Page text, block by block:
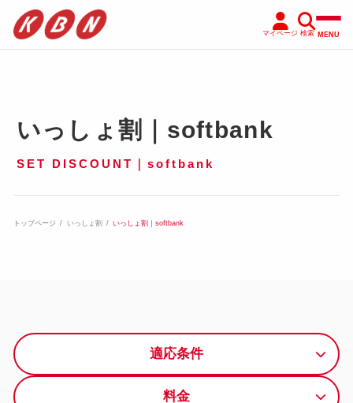
マイページ 検索 MENU
いっしょ割｜softbank
SET DISCOUNT｜softbank
トップページ いっしょ割 いっしょ割｜softbank
適応条件
料金